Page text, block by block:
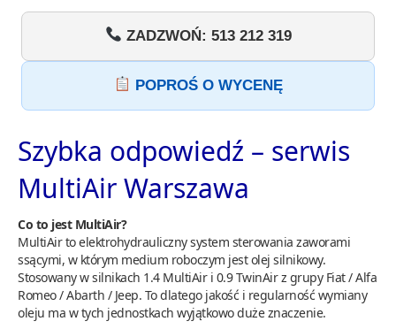
ZADZWOŃ: 513 212 319
POPROŚ O WYCENĘ
Szybka odpowiedź – serwis
MultiAir Warszawa
Co to jest MultiAir?
MultiAir to elektrohydrauliczny system sterowania zaworami
ssącymi, w którym medium roboczym jest olej silnikowy.
Stosowany w silnikach 1.4 MultiAir i 0.9 TwinAir z grupy Fiat / Alfa
Romeo / Abarth / Jeep. To dlatego jakość i regularność wymiany
oleju ma w tych jednostkach wyjątkowo duże znaczenie.